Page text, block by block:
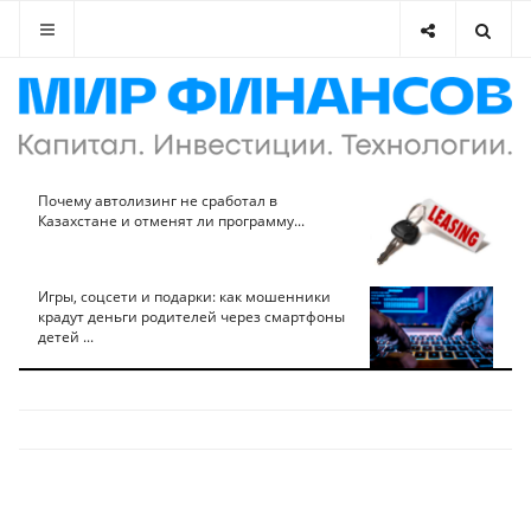
Почему автолизинг не сработал в
Казахстане и отменят ли программу...
Игры, соцсети и подарки: как мошенники
крадут деньги родителей через смартфоны
детей ...